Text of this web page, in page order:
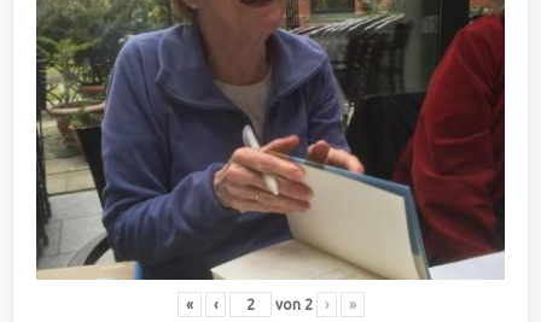
« ‹ von 2 › »